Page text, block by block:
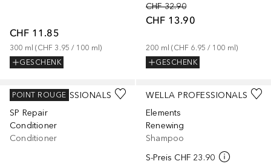
CHF 11.85
300 ml (CHF 3.95 / 100 ml)
GESCHENK
CHF 32.90
CHF 13.90
200 ml (CHF 6.95 / 100 ml)
GESCHENK
WELLA PROFESSIONALS
SP Repair
Conditioner
Conditioner
POINT ROUGE
WELLA PROFESSIONALS
Elements
Renewing
Shampoo
S-Preis CHF 23.90